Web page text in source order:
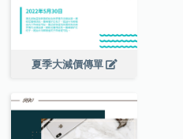
夏季大減價傳單